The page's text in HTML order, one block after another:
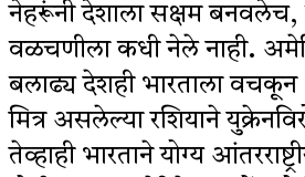
नेहरूंनी देशाला सक्षम बनवलेच,
वळचणीला कधी नेले नाही.
बलाढ्य देशही भारताला
मित्र असलेल्या रशियाने
तेव्हाही भारताने योग्य